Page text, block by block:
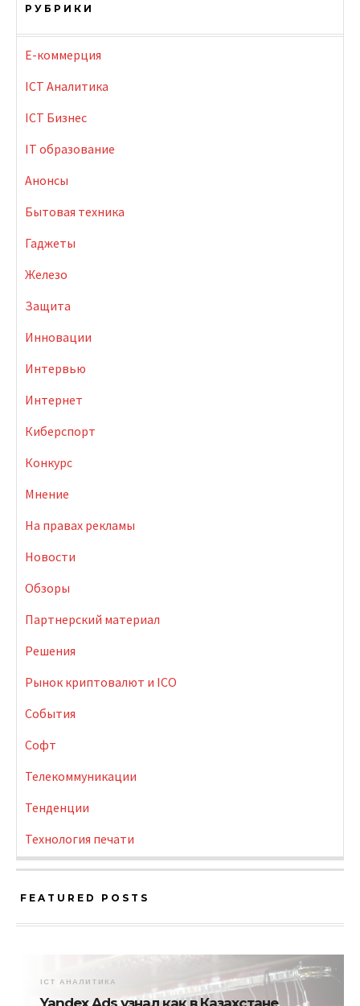
РУБРИКИ
E-коммерция
ICT Аналитика
ICT Бизнес
IT образование
Анонсы
Бытовая техника
Гаджеты
Железо
Защита
Инновации
Интервью
Интернет
Киберспорт
Конкурс
Мнение
На правах рекламы
Новости
Обзоры
Партнерский материал
Решения
Рынок криптовалют и ICO
События
Софт
Телекоммуникации
Тенденции
Технология печати
FEATURED POSTS
ICT АНАЛИТИКА
Yandex Ads узнал как в Казахстане